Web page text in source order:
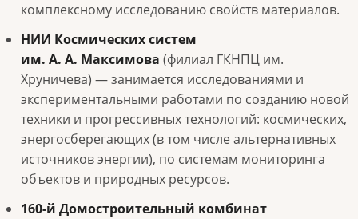
комплексному исследованию свойств материалов.
НИИ Космических систем
им. А. А. Максимова (филиал ГКНПЦ им.
Хруничева) — занимается исследованиями и
экспериментальными работами по созданию новой
техники и прогрессивных технологий: космических,
энергосберегающих (в том числе альтернативных
источников энергии), по системам мониторинга
объектов и природных ресурсов.
160-й Домостроительный комбинат